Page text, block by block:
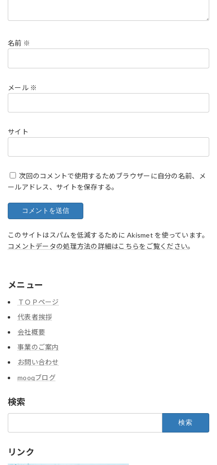
名前 ※
メール ※
サイト
次回のコメントで使用するためブラウザーに自分の名前、メ
ールアドレス、サイトを保存する。
このサイトはスパムを低減するために Akismet を使っています。
コメントデータの処理方法の詳細はこちらをご覧ください。
メニュー
ＴＯＰページ
代表者挨拶
会社概要
事業のご案内
お問い合わせ
mooqブログ
検索
リンク